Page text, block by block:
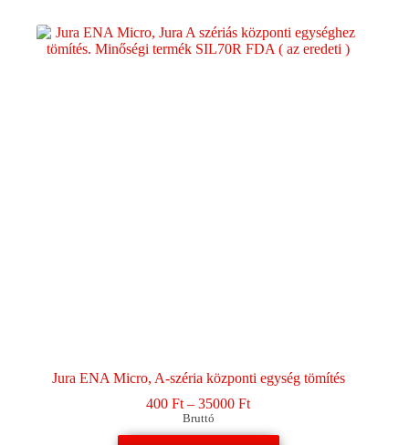
variációja
van.
A
Jura ENA Micro, A-széria központi egység tömítés
400Ft – 35000FtÁrtartomány:
-
Bruttó